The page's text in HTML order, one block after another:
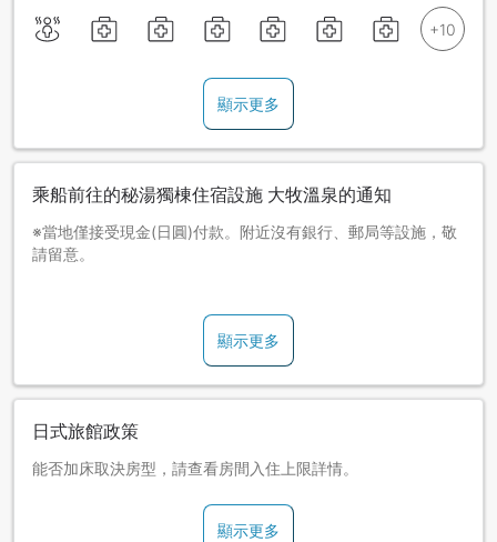
顯示更多
乘船前往的秘湯獨棟住宿設施 大牧溫泉的通知
※當地僅接受現金(日圓)付款。附近沒有銀行、郵局等設施，敬
請留意。
顯示更多
日式旅館政策
能否加床取決房型，請查看房間入住上限詳情。
顯示更多